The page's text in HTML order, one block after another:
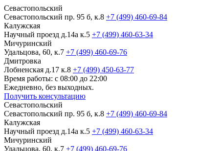
Севастопольский
Севастопольский пр. 95 б, к.8 +7 (499) 460-69-84
Калужская
Научный проезд д.14а к.5 +7 (499) 460-63-34
Мичуринский
Удальцова, 60, к.7 +7 (499) 460-69-76
Дмитровка
Лобненская д.17 к.8 +7 (499) 450-63-77
Время работы: с 08:00 до 22:00
Ежедневно, без выходных.
Получить консультацию
Севастопольский
Севастопольский пр. 95 б, к.8 +7 (499) 460-69-84
Калужская
Научный проезд д.14а к.5 +7 (499) 460-63-34
Мичуринский
Удальцова, 60, к.7 +7 (499) 460-69-76